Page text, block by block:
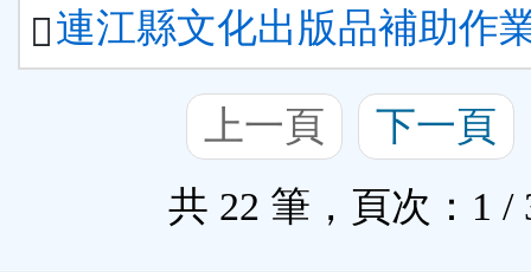
連江縣文化出版品補助作
上一頁
下一頁
共 22 筆，頁次：1 /